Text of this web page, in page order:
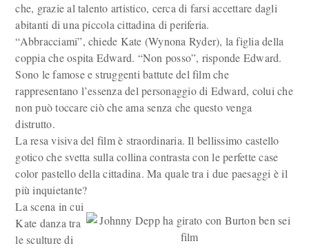
che, grazie al talento artistico, cerca di farsi accettare dagli
abitanti di una piccola cittadina di periferia.
“Abbracciami”, chiede Kate (Wynona Ryder), la figlia della
coppia che ospita Edward. “Non posso”, risponde Edward.
Sono le famose e struggenti battute del film che
rappresentano l’essenza del personaggio di Edward, colui che
non può toccare ciò che ama senza che questo venga
distrutto.
La resa visiva del film è straordinaria. Il bellissimo castello
gotico che svetta sulla collina contrasta con le perfette case
color pastello della cittadina. Ma quale tra i due paesaggi è il
più inquietante?
La scena in cui
Kate danza tra
le sculture di